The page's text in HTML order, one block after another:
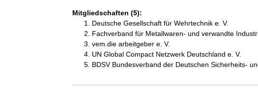
Mitgliedschaften (5):
Deutsche Gesellschaft für Wehrtechnik e. V.
Fachverband für Metallwaren- und verwandte
vem.die arbeitgeber e. V.
UN Global Compact Netzwerk Deutschland e. V.
BDSV Bundesverband der Deutschen Sicherheits-